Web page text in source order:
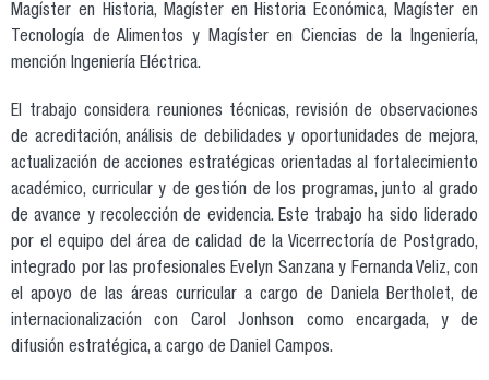
Magíster en Historia, Magíster en Historia Económica, Magíster en
Tecnología de Alimentos y Magíster en Ciencias de la Ingeniería,
mención Ingeniería Eléctrica.
El trabajo considera reuniones técnicas, revisión de observaciones
de acreditación, análisis de debilidades y oportunidades de mejora,
actualización de acciones estratégicas orientadas al fortalecimiento
académico, curricular y de gestión de los programas, junto al grado
de avance y recolección de evidencia. Este trabajo ha sido liderado
por el equipo del área de calidad de la Vicerrectoría de Postgrado,
integrado por las profesionales Evelyn Sanzana y Fernanda Veliz, con
el apoyo de las áreas curricular a cargo de Daniela Bertholet, de
internacionalización con Carol Jonhson como encargada, y de
difusión estratégica, a cargo de Daniel Campos.